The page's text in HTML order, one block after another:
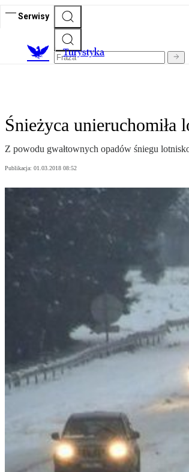
Serwisy
Turystyka
Śnieżyca unieruchomiła
Z powodu gwałtownych opadów śniegu
Publikacja: 01.03.2018 08:52